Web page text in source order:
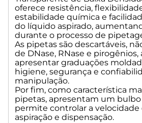
oferece resistência,
estabilidade química e
do líquido aspirado,
durante o processo de
As pipetas são descartáveis,
de DNase, RNase e pirogênios,
apresentar graduações
higiene, segurança e
manipulação.
Por fim, como característica
pipetas, apresentam um
permite controlar a velocidade
aspiração e dispensação.